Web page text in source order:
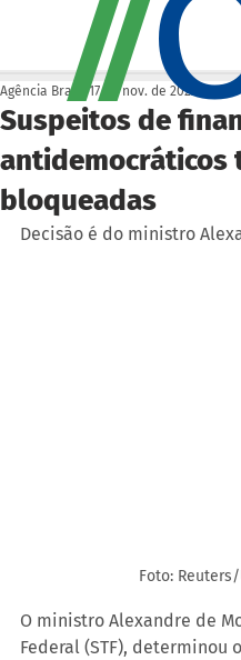
Suspeitos de
antidemocráticos
bloqueadas
Agência Brasil 17 de nov. de 2022
Decisão é do ministro
Foto:
O ministro Alexandre de
Federal (STF), determinou